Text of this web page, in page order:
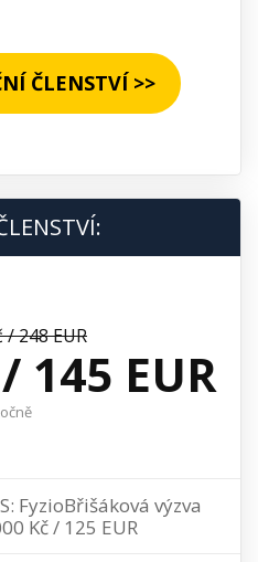
ČLENSTVÍ >>
/ 248 EUR
145 EUR
FyzioBřišáková výzva
Kč / 125 EUR